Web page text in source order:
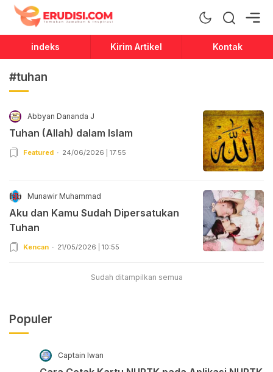
Erudisi
Temukan Jawaban dan Inspirasi
indeks Kirim Artikel Kontak
#tuhan
Abbyan Dananda J
Tuhan (Allah) dalam Islam
Featured 24/06/2026 | 17:55
Munawir Muhammad
Aku dan Kamu Sudah Dipersatukan
Tuhan
Kencan 21/05/2026 | 10:55
Sudah ditampilkan semua
Populer
Captain Iwan